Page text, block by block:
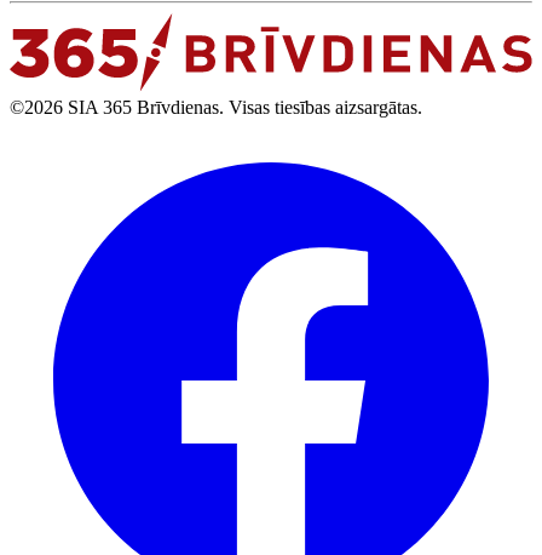
©2026 SIA 365 Brīvdienas. Visas tiesības aizsargātas.